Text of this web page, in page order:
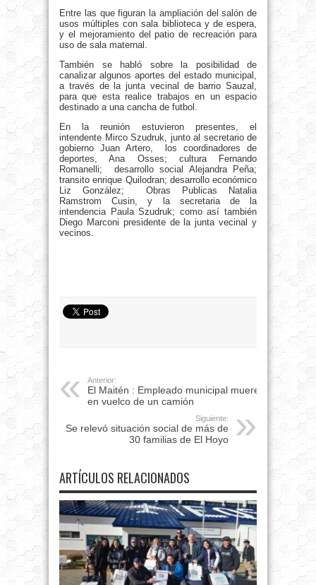
Entre las que figuran la ampliación del salón de
usos múltiples con sala biblioteca y de espera,
y el mejoramiento del patio de recreación para
uso de sala maternal.
También se habló sobre la posibilidad de
canalizar algunos aportes del estado municipal,
a través de la junta vecinal de barrio Sauzal,
para que esta realice trabajos en un espacio
destinado a una cancha de futbol.
En la reunión estuvieron presentes, el
intendente Mirco Szudruk, junto al secretario de
gobierno Juan Artero, los coordinadores de
deportes, Ana Osses; cultura Fernando
Romanelli; desarrollo social Alejandra Peña;
transito enrique Quilodran; desarrollo económico
Liz González; Obras Publicas Natalia
Ramstrom Cusin, y la secretaria de la
intendencia Paula Szudruk; como así también
Diego Marconi presidente de la junta vecinal y
vecinos.
Anterior:
El Maitén : Empleado municipal muere
en vuelco de un camión
Siguiente:
Se relevó situación social de más de
30 familias de El Hoyo
ARTÍCULOS RELACIONADOS